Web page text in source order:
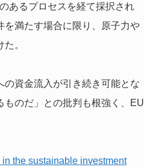
あるプロセスを経て採択され
を満たす場合に限り、原子力や
。
資金流入が引き続き可能とな
ものだ」との批判も根強く、EU
the sustainable investment